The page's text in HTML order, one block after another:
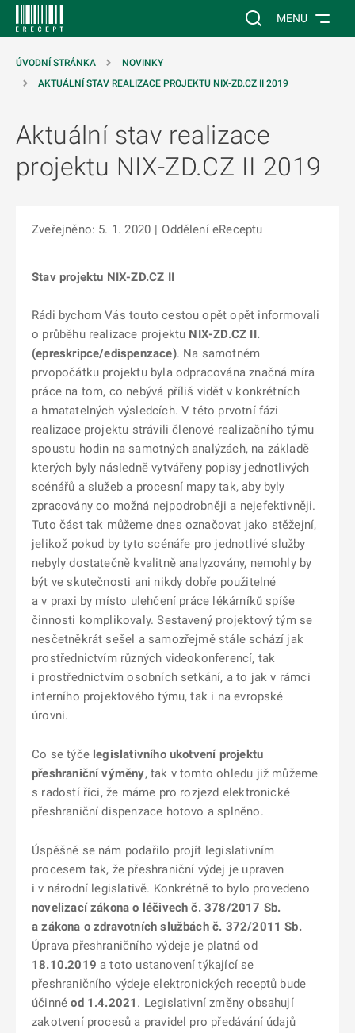
Vyhledávání na
MENU
ÚVODNÍ STRÁNKA
NOVINKY
AKTUÁLNÍ STAV REALIZACE PROJEKTU NIX-ZD.CZ II 2019
Aktuální stav realizace
projektu NIX-ZD.CZ II 2019
Zveřejněno: 5. 1. 2020 | Oddělení eReceptu
Stav projektu NIX-ZD.CZ II
Rádi bychom Vás touto cestou opět opět informovali
o průběhu realizace projektu NIX-ZD.CZ II.
(epreskripce/edispenzace). Na samotném
prvopočátku projektu byla odpracována značná míra
práce na tom, co nebývá příliš vidět v konkrétních
a hmatatelných výsledcích. V této prvotní fázi
realizace projektu strávili členové realizačního týmu
spoustu hodin na samotných analýzách, na základě
kterých byly následně vytvářeny popisy jednotlivých
scénářů a služeb a procesní mapy tak, aby byly
zpracovány co možná nejpodrobněji a nejefektivněji.
Tuto část tak můžeme dnes označovat jako stěžejní,
jelikož pokud by tyto scénáře pro jednotlivé služby
nebyly dostatečně kvalitně analyzovány, nemohly by
být ve skutečnosti ani nikdy dobře použitelné
a v praxi by místo ulehčení práce lékárníků spíše
činnosti komplikovaly. Sestavený projektový tým se
nesčetněkrát sešel a samozřejmě stále schází jak
prostřednictvím různých videokonferencí, tak
i prostřednictvím osobních setkání, a to jak v rámci
interního projektového týmu, tak i na evropské
úrovni.
Co se týče legislativního ukotvení projektu
přeshraniční výměny, tak v tomto ohledu již můžeme
s radostí říci, že máme pro rozjezd elektronické
přeshraniční dispenzace hotovo a splněno.
Úspěšně se nám podařilo projít legislativním
procesem tak, že přeshraniční výdej je upraven
i v národní legislativě. Konkrétně to bylo provedeno
novelizací zákona o léčivech č. 378/2017 Sb.
a zákona o zdravotních službách č. 372/2011 Sb.
Úprava přeshraničního výdeje je platná od
18.10.2019 a toto ustanovení týkající se
přeshraničního výdeje elektronických receptů bude
účinnéod 1.4.2021 . Legislativní změny obsahují
zakotvení procesů a pravidel pro předávání údajů